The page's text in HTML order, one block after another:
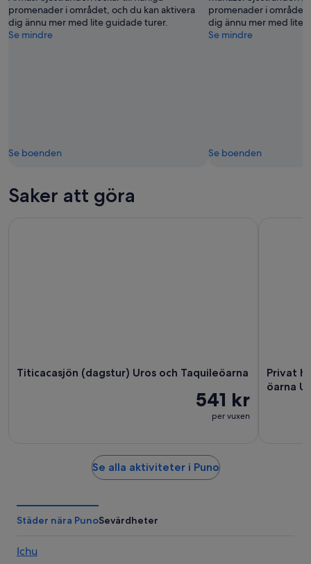
promenader i området, och du kan aktivera
dig ännu mer med lite guidade turer.
Se mindre
Se boenden
promenader i
dig ännu mer med lite
Se mindre
Se boenden
Saker att göra
Titicacasjön (dagstur) Uros och Taquileöarna
541 kr
per vuxen
Privat
öarna
Se alla aktiviteter i Puno
Städer nära PunoSevärdheter
Ichu